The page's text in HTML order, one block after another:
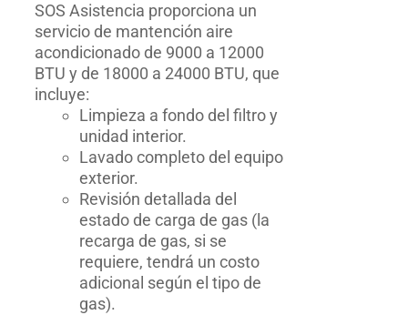
SOS Asistencia proporciona un
servicio de mantención aire
acondicionado de 9000 a 12000
BTU y de 18000 a 24000 BTU, que
incluye:
Limpieza a fondo del filtro y
unidad interior.
Lavado completo del equipo
exterior.
Revisión detallada del
estado de carga de gas (la
recarga de gas, si se
requiere, tendrá un costo
adicional según el tipo de
gas).